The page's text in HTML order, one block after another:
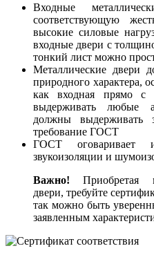
Входные
соответствующую
высокие силовые
входные двери с
тонкий лист можно
Металлические двери
природного характера,
как входная прямо
выдерживать любые
должны выдерживать
требование ГОСТ
ГОСТ оговаривает
звукоизоляции и
Важно! Приобретая
двери, требуйте
так можно быть
заявленным